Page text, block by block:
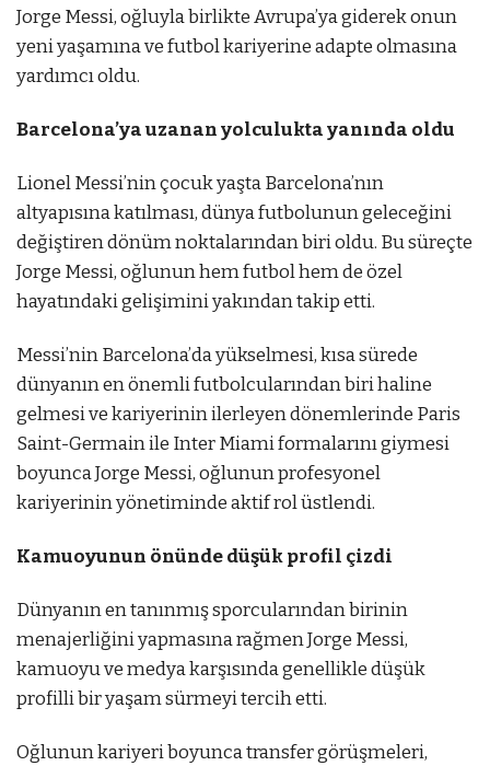
Jorge Messi, oğluyla birlikte Avrupa’ya giderek onun
yeni yaşamına ve futbol kariyerine adapte olmasına
yardımcı oldu.
Barcelona’ya uzanan yolculukta yanında oldu
Lionel Messi’nin çocuk yaşta Barcelona’nın
altyapısına katılması, dünya futbolunun geleceğini
değiştiren dönüm noktalarından biri oldu. Bu süreçte
Jorge Messi, oğlunun hem futbol hem de özel
hayatındaki gelişimini yakından takip etti.
Messi’nin Barcelona’da yükselmesi, kısa sürede
dünyanın en önemli futbolcularından biri haline
gelmesi ve kariyerinin ilerleyen dönemlerinde Paris
Saint-Germain ile Inter Miami formalarını giymesi
boyunca Jorge Messi, oğlunun profesyonel
kariyerinin yönetiminde aktif rol üstlendi.
Kamuoyunun önünde düşük profil çizdi
Dünyanın en tanınmış sporcularından birinin
menajerliğini yapmasına rağmen Jorge Messi,
kamuoyu ve medya karşısında genellikle düşük
profilli bir yaşam sürmeyi tercih etti.
Oğlunun kariyeri boyunca transfer görüşmeleri,